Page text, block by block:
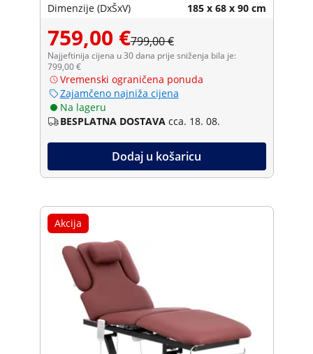
Dimenzije (DxŠxV) 185 x 68 x 90 cm
759,00 €799,00 €
Najjeftinija cijena u 30 dana prije sniženja bila je:
799,00 €
Vremenski ograničena ponuda
Zajamčeno najniža cijena
Na lageru
BESPLATNA DOSTAVA cca. 18. 08.
Dodaj u košaricu
Akcija